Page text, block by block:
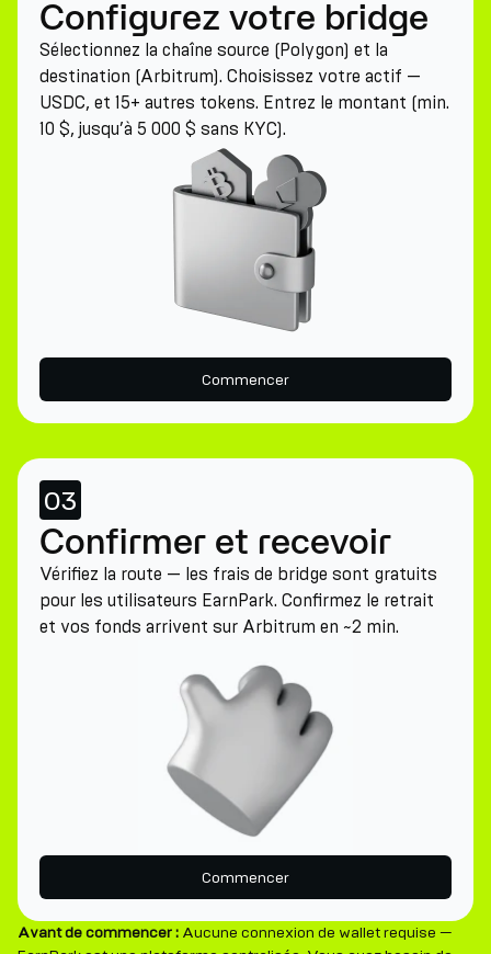
Configurez votre bridge
Sélectionnez la chaîne source (Polygon) et la
destination (Arbitrum). Choisissez votre actif —
USDC, et 15+ autres tokens. Entrez le montant (min.
10 $, jusqu’à 5 000 $ sans KYC).
Commencer
03
Confirmer et recevoir
Vérifiez la route — les frais de bridge sont gratuits
pour les utilisateurs EarnPark. Confirmez le retrait
et vos fonds arrivent sur Arbitrum en ~2 min.
Commencer
Avant de commencer : Aucune connexion de wallet requise —